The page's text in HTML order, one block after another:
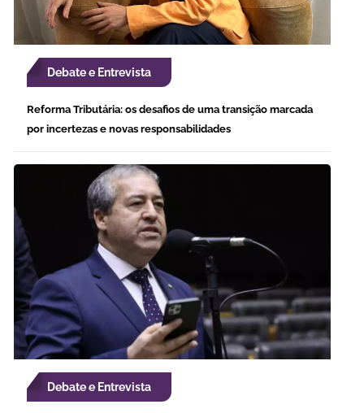
Debate e Entrevista
Reforma Tributária: os desafios de uma transição marcada
por incertezas e novas responsabilidades
Debate e Entrevista